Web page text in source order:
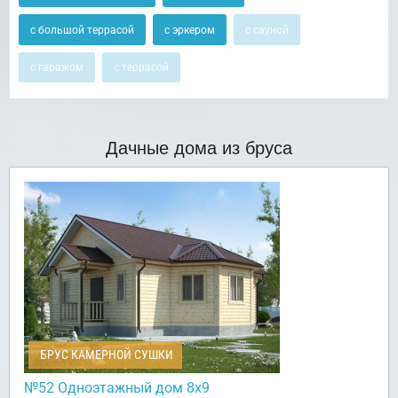
с большой террасой с эркером с сауной
с гаражом с террасой
Дачные дома из бруса
БРУС КАМЕРНОЙ СУШКИ
№52 Одноэтажный дом 8х9